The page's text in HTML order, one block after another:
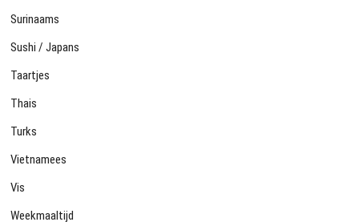
Surinaams
Sushi / Japans
Taartjes
Thais
Turks
Vietnamees
Vis
Weekmaaltijd